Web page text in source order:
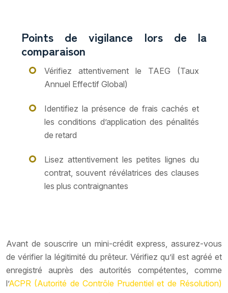
Points de vigilance lors de la
comparaison
Vérifiez attentivement le TAEG (Taux
Annuel Effectif Global)
Identifiez la présence de frais cachés et
les conditions d’application des pénalités
de retard
Lisez attentivement les petites lignes du
contrat, souvent révélatrices des clauses
les plus contraignantes
Avant de souscrire un mini-crédit express, assurez-vous
de vérifier la légitimité du prêteur. Vérifiez qu’il est agréé et
enregistré auprès des autorités compétentes, comme
l’ACPR (Autorité de Contrôle Prudentiel et de Résolution)